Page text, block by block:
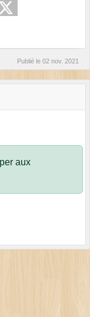
Publié le 02 nov. 2021
aux